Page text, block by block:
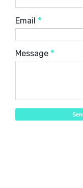
Email *
Message *